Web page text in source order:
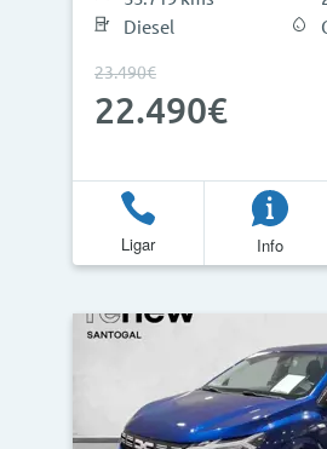
Diesel
23.490€
22.490€
Ligar Info